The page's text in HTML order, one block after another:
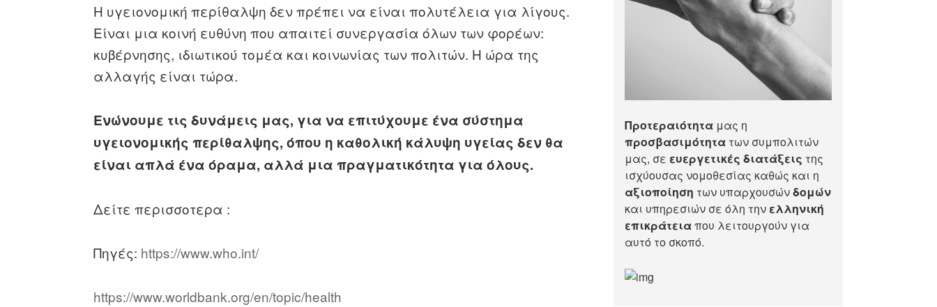
Η υγειονομική περίθαλψη δεν πρέπει να είναι πολυτέλεια για λίγους.
Είναι μια κοινή ευθύνη που απαιτεί συνεργασία όλων των φορέων:
κυβέρνησης, ιδιωτικού τομέα και κοινωνίας των πολιτών. Η ώρα της
αλλαγής είναι τώρα.
Ενώνουμε τις δυνάμεις μας, για να επιτύχουμε ένα σύστημα
υγειονομικής περίθαλψης, όπου η καθολική κάλυψη υγείας δεν θα
είναι απλά ένα όραμα, αλλά μια πραγματικότητα για όλους.
Δείτε περισσοτερα :
Πηγές: https://www.who.int/
https://www.worldbank.org/en/topic/health
Προτεραιότητα μας η
προσβασιμότητα των συμπολιτών
μας, σε ευεργετικές διατάξεις της
ισχύουσας νομοθεσίας καθώς και η
αξιοποίηση των υπαρχουσώνδομών
και υπηρεσιών σε όλη την ελληνική
επικράτειαπου λειτουργούν για
αυτό το σκοπό.​